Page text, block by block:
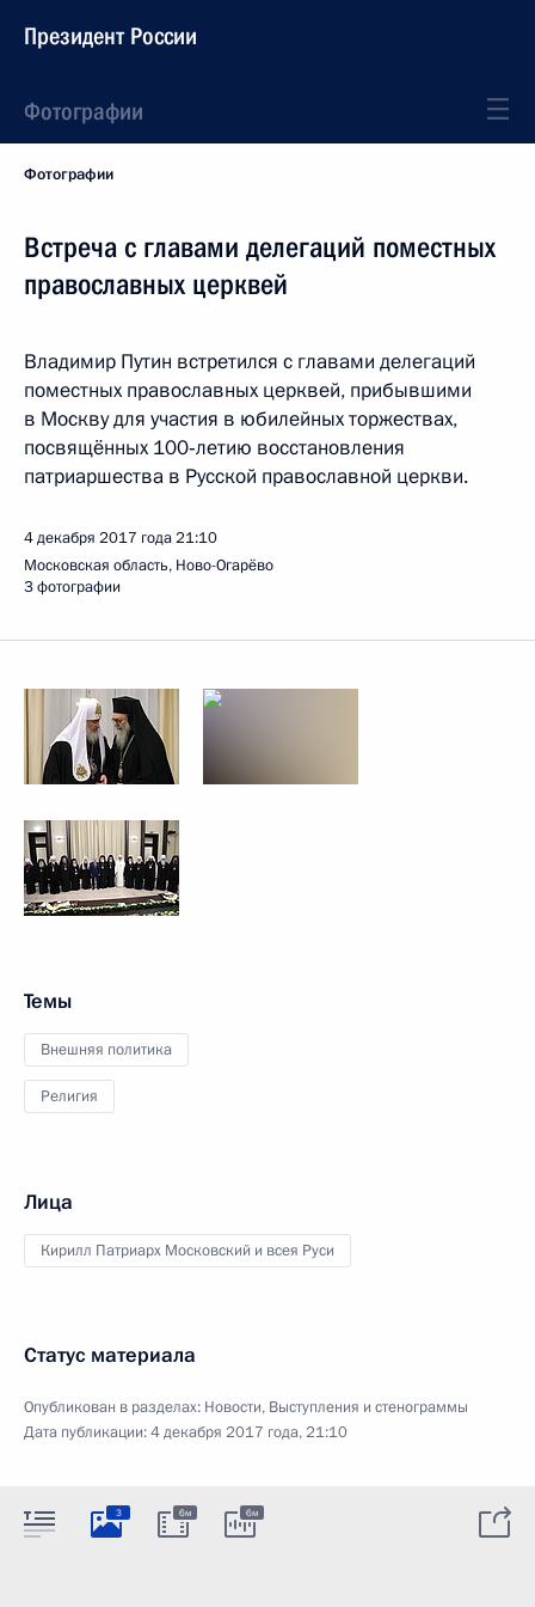
Президент России
Фотографии
Фотографии
Встреча с главами делегаций поместных
православных церквей
Владимир Путин встретился с главами делегаций
поместных православных церквей, прибывшими
в Москву для участия в юбилейных торжествах,
посвящённых 100‑летию восстановления
патриаршества в Русской православной церкви.
4 декабря 2017 года21:10
Московская область, Ново-Огарёво
3 фотографии
Темы
Внешняя политика
Религия
Лица
Кирилл Патриарх Московский и всея Руси
Статус материала
Опубликован в разделах: Новости, Выступления и стенограммы
Дата публикации:4 декабря 2017 года, 21:10
3 6м 6м